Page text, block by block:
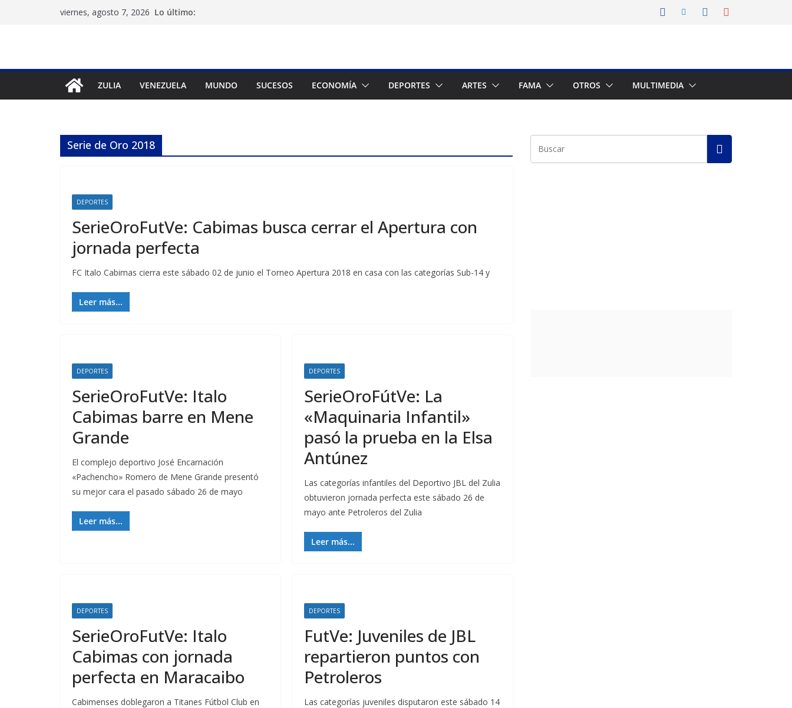
viernes, agosto 7, 2026 Lo último:
ZULIA VENEZUELA MUNDO SUCESOS ECONOMÍA DEPORTES ARTES FAMA OTROS MULTIMEDIA
Serie de Oro 2018
DEPORTES
SerieOroFutVe: Cabimas busca cerrar el Apertura con
jornada perfecta
FC Italo Cabimas cierra este sábado 02 de junio el Torneo Apertura 2018 en casa con las categorías Sub-14 y
Leer más...
DEPORTES
SerieOroFutVe: Italo
Cabimas barre en Mene
Grande
El complejo deportivo José Encarnación
«Pachencho» Romero de Mene Grande presentó
su mejor cara el pasado sábado 26 de mayo
Leer más...
DEPORTES
SerieOroFútVe: La
«Maquinaria Infantil»
pasó la prueba en la Elsa
Antúnez
Las categorías infantiles del Deportivo JBL del Zulia
obtuvieron jornada perfecta este sábado 26 de
mayo ante Petroleros del Zulia
Leer más...
DEPORTES
SerieOroFutVe: Italo
Cabimas con jornada
perfecta en Maracaibo
Cabimenses doblegaron a Titanes Fútbol Club en
DEPORTES
FutVe: Juveniles de JBL
repartieron puntos con
Petroleros
Las categorías juveniles disputaron este sábado 14